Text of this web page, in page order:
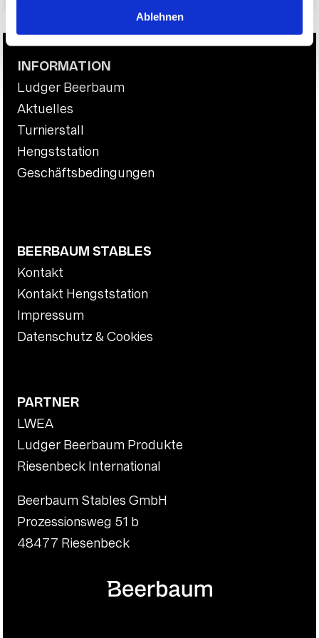
Ablehnen
Beerbaum Stables GmbH
Prozessionsweg 51 b
48477 Riesenbeck
INFORMATION
Ludger Beerbaum
Aktuelles
Turnierstall
Hengststation
Geschäftsbedingungen
BEERBAUM STABLES
Kontakt
Kontakt Hengststation
Impressum
Datenschutz & Cookies
PARTNER
LWEA
Ludger Beerbaum Produkte
Riesenbeck International